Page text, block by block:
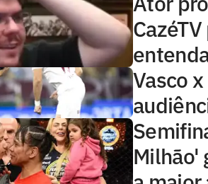
Vasco
Milhão'